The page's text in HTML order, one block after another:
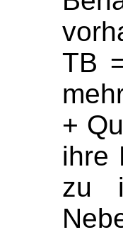
TB
+
ihre
zu